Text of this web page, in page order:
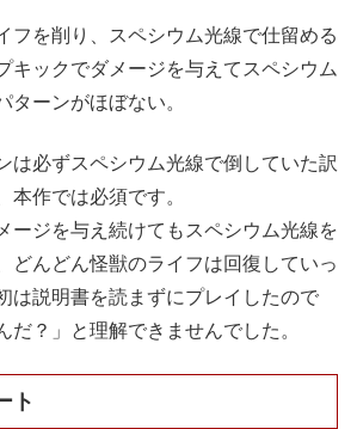
フを削り、スペシウム光線で仕留める
キックでダメージを与えてスペシウム
ターンがほぼない。
は必ずスペシウム光線で倒していた訳
本作では必須です。
ージを与え続けてもスペシウム光線を
どんどん怪獣のライフは回復していっ
は説明書を読まずにプレイしたので
だ？」と理解できませんでした。
ト